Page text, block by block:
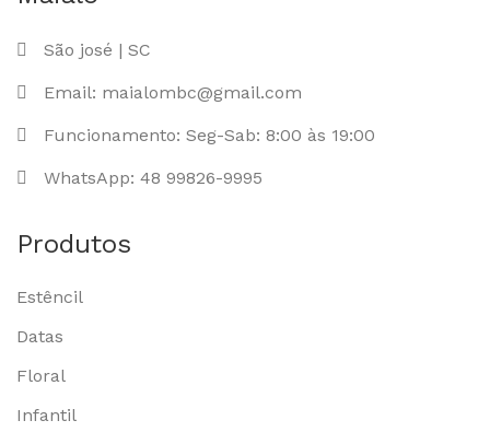
São josé | SC
Email: maialombc@gmail.com
Funcionamento: Seg-Sab: 8:00 às 19:00
WhatsApp: 48 99826-9995
Produtos
Estêncil
Datas
Floral
Infantil